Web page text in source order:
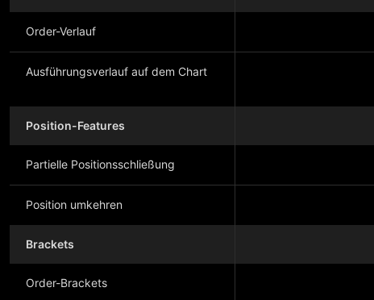
Order-Verlauf
Ausführungsverlauf auf dem Chart
Position-Features
Partielle Positionsschließung
Position umkehren
Brackets
Order-Brackets